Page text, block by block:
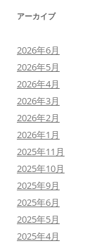
アーカイブ
2026年6月
2026年5月
2026年4月
2026年3月
2026年2月
2026年1月
2025年11月
2025年10月
2025年9月
2025年6月
2025年5月
2025年4月